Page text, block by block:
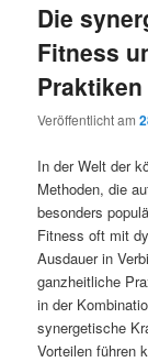
Die
Fitness
Veröffentlicht am
In der Welt der
Methoden, die
besonders
Fitness oft mit
Ausdauer in
ganzheitliche
in der
synergetische
Vorteilen führen